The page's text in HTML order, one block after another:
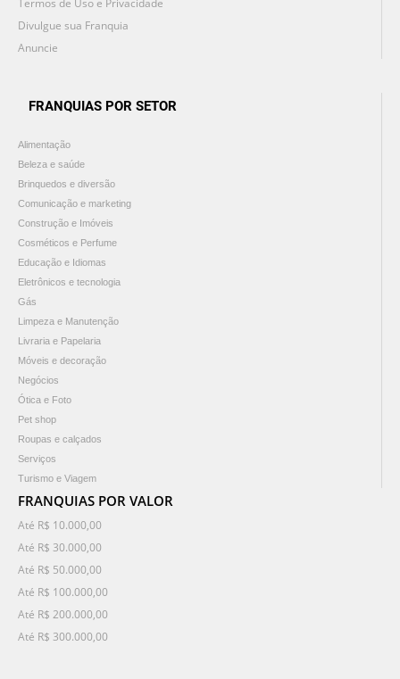
Termos de Uso e Privacidade
Divulgue sua Franquia
Anuncie
FRANQUIAS POR SETOR
Alimentação
Beleza e saúde
Brinquedos e diversão
Comunicação e marketing
Construção e Imóveis
Cosméticos e Perfume
Educação e Idiomas
Eletrônicos e tecnologia
Gás
Limpeza e Manutenção
Livraria e Papelaria
Móveis e decoração
Negócios
Ótica e Foto
Pet shop
Roupas e calçados
Serviços
Turismo e Viagem
FRANQUIAS POR VALOR
Até R$ 10.000,00
Até R$ 30.000,00
Até R$ 50.000,00
Até R$ 100.000,00
Até R$ 200.000,00
Até R$ 300.000,00